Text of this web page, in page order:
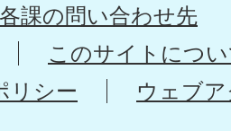
各課の問い合わせ先
このサイトにつ
リシー
ウェブ